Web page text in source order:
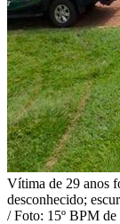
Vítima de 29 anos
desconhecido;
/ Foto: 15º BPM de